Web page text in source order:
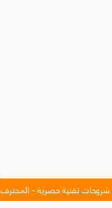
تقنية حصرية - المحترف